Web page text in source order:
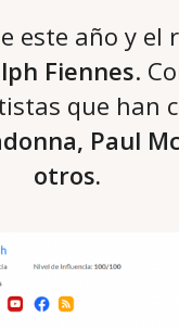
este año y
Fiennes.
que han
Paul
otros.